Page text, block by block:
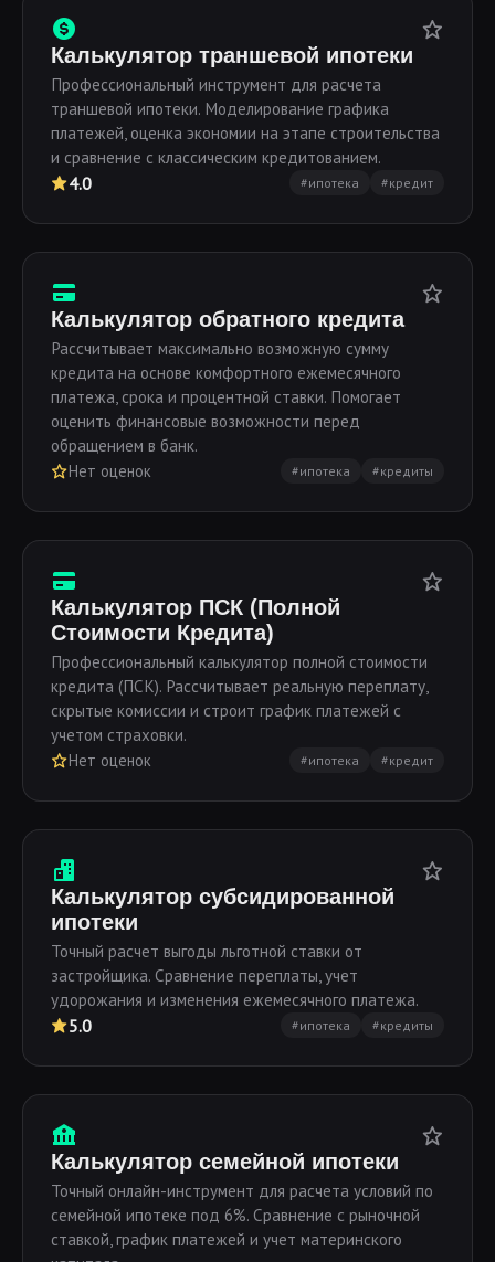
Калькулятор траншевой ипотеки
Профессиональный инструмент для расчета
траншевой ипотеки. Моделирование графика
платежей, оценка экономии на этапе строительства
и сравнение с классическим кредитованием.
4.0 #ипотека #кредит
Калькулятор обратного кредита
Рассчитывает максимально возможную сумму
кредита на основе комфортного ежемесячного
платежа, срока и процентной ставки. Помогает
оценить финансовые возможности перед
обращением в банк.
Нет оценок
#ипотека #кредиты
Калькулятор ПСК (Полной
Стоимости Кредита)
Профессиональный калькулятор полной стоимости
кредита (ПСК). Рассчитывает реальную переплату,
скрытые комиссии и строит график платежей с
учетом страховки.
Нет оценок
#ипотека #кредит
Калькулятор субсидированной
ипотеки
Точный расчет выгоды льготной ставки от
застройщика. Сравнение переплаты, учет
удорожания и изменения ежемесячного платежа.
5.0 #ипотека #кредиты
Калькулятор семейной ипотеки
Точный онлайн-инструмент для расчета условий по
семейной ипотеке под 6%. Сравнение с рыночной
ставкой, график платежей и учет материнского